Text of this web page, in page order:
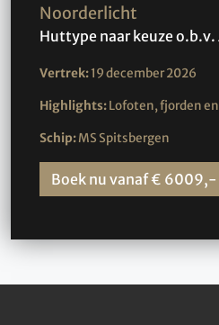
Noorderlicht
Huttype naar keuze
Vertrek:19 december 2026
Highlights:Lofoten, fjorden
Schip:MS Spitsbergen
Boek nu vanaf € 6009,-